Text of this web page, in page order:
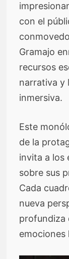
con el
Gramajo
recursos
narrativa y
inmersiva.
Este
de la
invita a los
sobre sus
Cada
nueva
profundiza
emociones